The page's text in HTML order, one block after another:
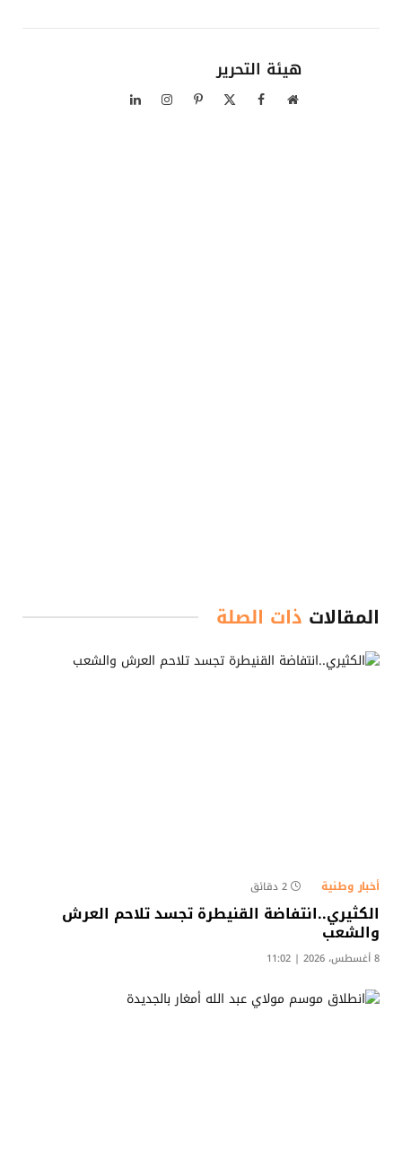
هيئة التحرير
موقع فيسبوك بينتيريستالانستغراملينكدإن
المقالات ذات الصلة
أخبار وطنية 2 دقائق
الكثيري..انتفاضة القنيطرة تجسد تلاحم العرش
والشعب
8 أغسطس، 2026 | 11:02